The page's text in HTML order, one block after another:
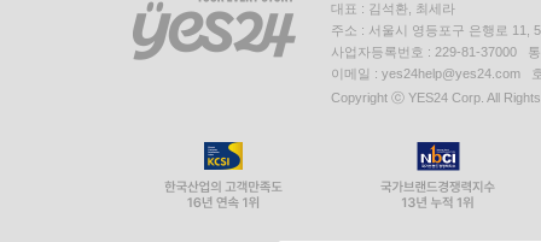
대표 : 김석환, 최세라
주소 : 서울시 영등포구 은행로 11,
사업자등록번호 : 229-81-37000
이메일 : yes24help@yes24.com
Copyright ⓒ YES24 Corp. All